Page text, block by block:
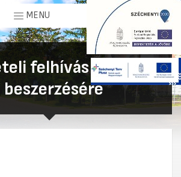
MENU
felhívás